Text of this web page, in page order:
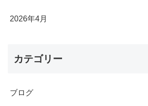
2026年4月
カテゴリー
ブログ